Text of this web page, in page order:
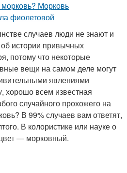
случаев люди не знают и
истории привычных
потому что некоторые
вещи на самом деле могут
явлениями
хорошо всем известная
случайного прохожего на
В 99% случаев вам ответят,
В колористике или науке о
— морковный.